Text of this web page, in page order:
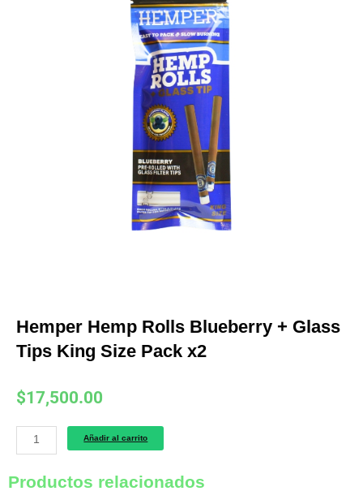
Hemper Hemp Rolls Blueberry + Glass
Tips King Size Pack x2
$17,500.00
Hemper
Hemp
Blueberry
Añadir al carrito
Productos relacionados